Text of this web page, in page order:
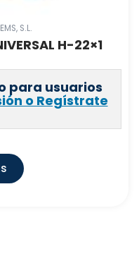
S.L.
H-22×1
para usuarios
o Regístrate